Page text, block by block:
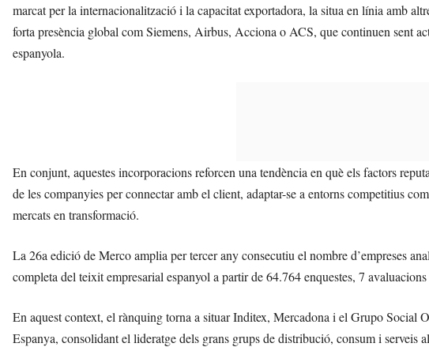
marcat per la internacionalització i la capacitat exportadora, la situa en línia amb
forta presència global com Siemens, Airbus, Acciona o ACS, que continuen sent
espanyola.
En conjunt, aquestes incorporacions reforcen una tendència en què els factors
de les companyies per connectar amb el client, adaptar-se a entorns competitius
mercats en transformació.
La 26a edició de Merco amplia per tercer any consecutiu el nombre d’empreses
completa del teixit empresarial espanyol a partir de 64.764 enquestes, 7
En aquest context, el rànquing torna a situar Inditex, Mercadona i el Grupo Social
Espanya, consolidant el lideratge dels grans grups de distribució, consum i serveis